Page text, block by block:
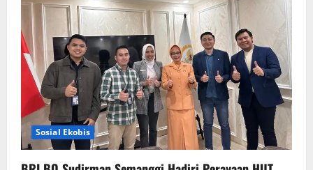
Sosial Ekobis